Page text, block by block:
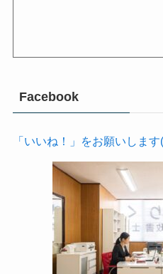
Facebook
「いいね！」をお願いしま